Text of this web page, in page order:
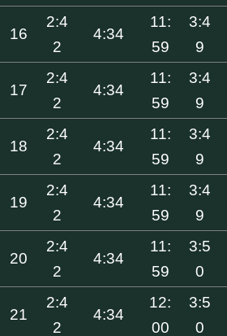
16
2:4
2
4:34
11:
59
3:4
9
17
2:4
2
4:34
11:
59
3:4
9
18
2:4
2
4:34
11:
59
3:4
9
19
2:4
2
4:34
11:
59
3:4
9
20
2:4
2
4:34
11:
59
3:5
0
21
2:4
2
4:34
12:
00
3:5
0